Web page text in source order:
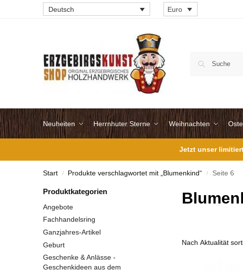
Deutsch Euro
Neuheiten Herrnhuter Sterne Weihnachten
Jetzt unser
Start / Produkte verschlagwortet mit „Blumenkind“ / Seite 6
Produktkategorien
Angebote
Fachhandelsring
Ganzjahres-Artikel
Geburt
Geschenke & Anlässe -
Geschenkideen aus dem